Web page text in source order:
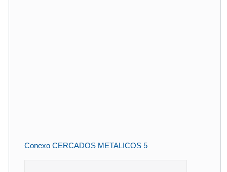
Conexo CERCADOS METALICOS 5